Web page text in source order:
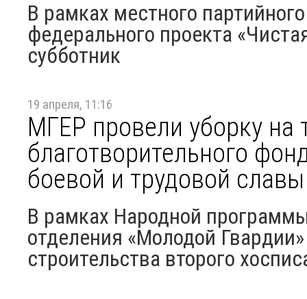
В рамках местного
федерального проекта
субботник
19 апреля, 11:16
МГЕР провели уборку на
благотворительного
боевой и трудовой
В рамках Народной
отделения «Молодой
строительства второго